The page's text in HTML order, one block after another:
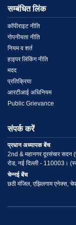
सम्बंधित लिंक
Menu
Link
2
कॉपीराइट नीति
गोपनीयता नीति
नियम व शर्त
हाइपर लिंकिंग नीति
मदद
प्रतिक्रिया
आरटीआई अधिनियम
Public Grievance
संपर्क करें
प्रधान अध्यापक बेंच
2nd & महानगर दूरसंचार सदन
रोड, नई दिल्ली - 110003।
चेन्नई बेंच
छठी मंजिल, एझिलगाम एनेक्स,